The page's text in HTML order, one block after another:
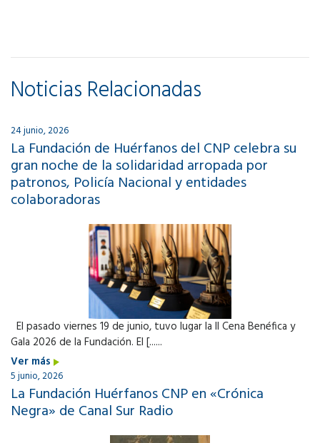
Noticias Relacionadas
24 junio, 2026
La Fundación de Huérfanos del CNP celebra su
gran noche de la solidaridad arropada por
patronos, Policía Nacional y entidades
colaboradoras
El pasado viernes 19 de junio, tuvo lugar la II Cena Benéfica y
Gala 2026 de la Fundación. El [......
Ver más
5 junio, 2026
La Fundación Huérfanos CNP en «Crónica
Negra» de Canal Sur Radio